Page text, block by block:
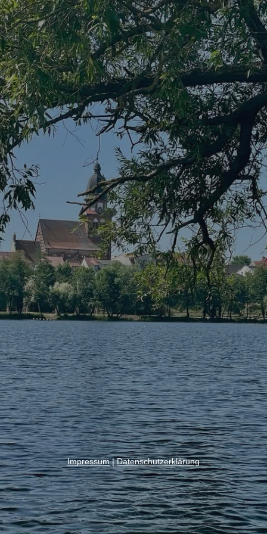
Impressum|Datenschutzerklärung